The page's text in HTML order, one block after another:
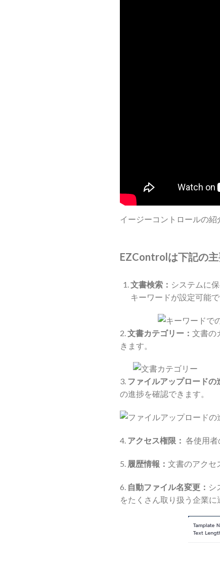
イージーコントロールの紹
EZControlは下記の主
文書検索： システムに
キーワードが設定可能で
2. 文書カテゴリー： 文書の
きます。
3. ファイルアップロードの
の進捗を確認できます。
4. アクセス権限： 各使用者
5. 履歴情報： 文書のアクセ
6. 自動ファイル名変更： シ
をたくさん取り扱う企業に